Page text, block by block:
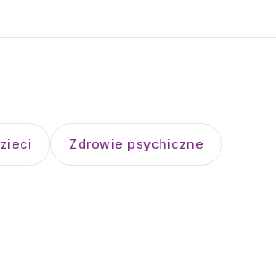
Zdrowie psychiczne